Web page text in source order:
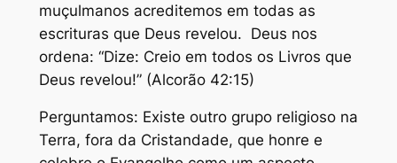
muçulmanos acreditemos em todas as
escrituras que Deus revelou. Deus nos
ordena: “Dize: Creio em todos os Livros que
Deus revelou!” (Alcorão 42:15)
Perguntamos: Existe outro grupo religioso na
Terra, fora da Cristandade, que honre e